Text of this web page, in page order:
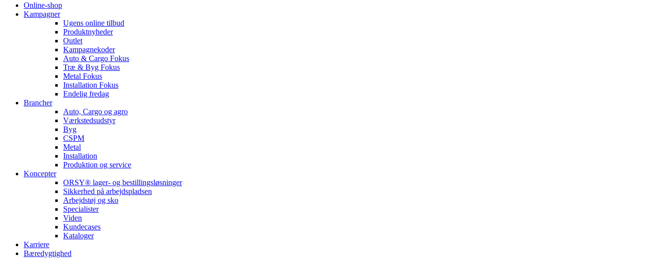
Online-shop
Kampagner
Ugens online tilbud
Produktnyheder
Outlet
Kampagnekoder
Auto & Cargo Fokus
Træ & Byg Fokus
Metal Fokus
Installation Fokus
Endelig fredag
Brancher
Auto, Cargo og agro
Værkstedsudstyr
Byg
CSPM
Metal
Installation
Produktion og service
Koncepter
ORSY® lager- og bestillingsløsninger
Sikkerhed på arbejdspladsen
Arbejdstøj og sko
Specialister
Viden
Kundecases
Kataloger
Karriere
Bæredygtighed